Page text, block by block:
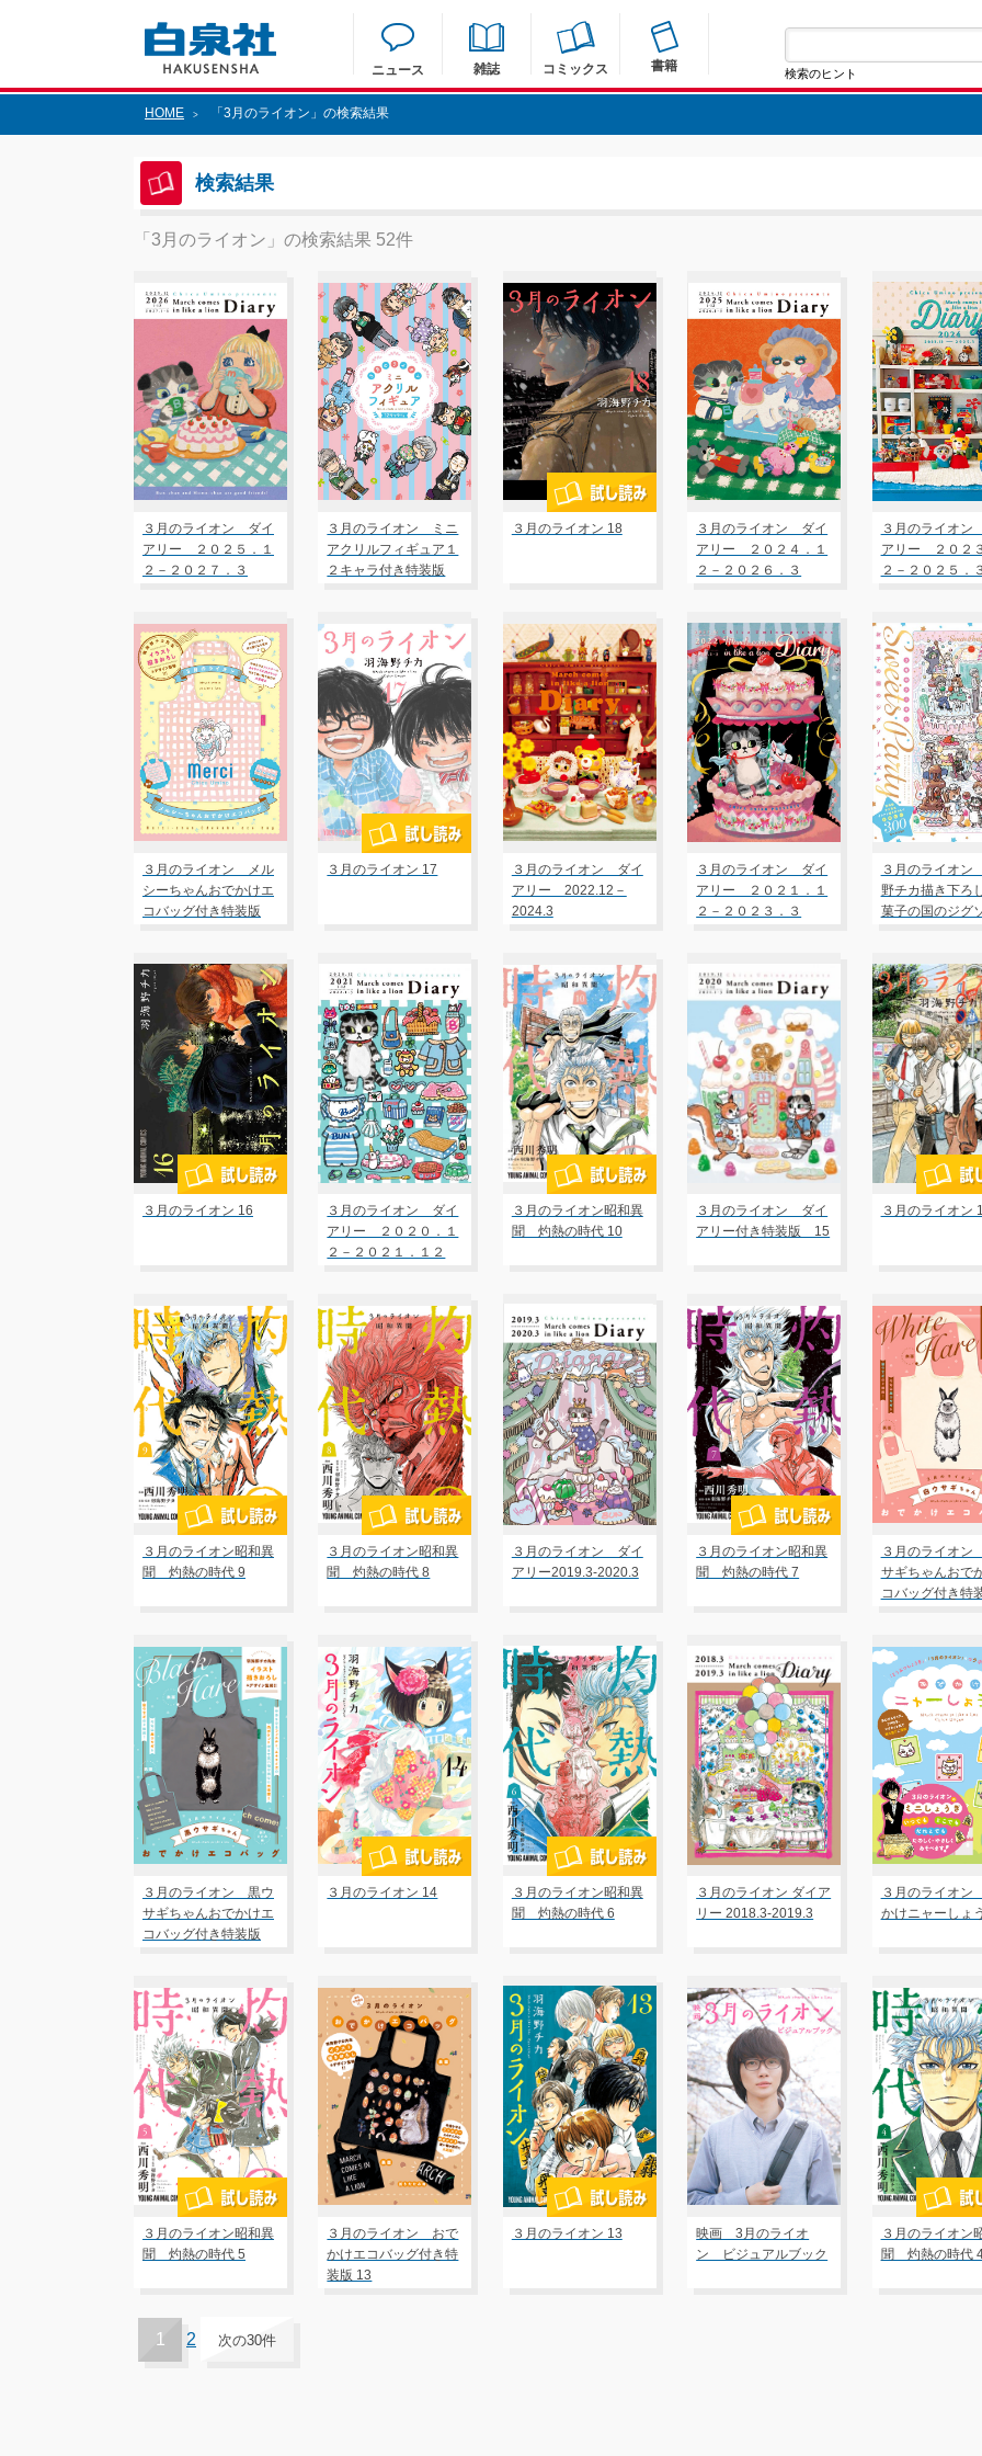
ニュース 雑誌 コミックス 書籍 検索のヒント
HOME > 「3月のライオン」の検索結果
検索結果
「3月のライオン」の検索結果 52件
３月のライオン ダイ
アリー ２０２５．１
２－２０２７．３
３月のライオン ミニ
アクリルフィギュア１
２キャラ付き特装版
３月のライオン 18
３月のライオン ダイ
アリー ２０２４．１
２－２０２６．３
３月のライオ
アリー ２０２
２－２０２５．
３月のライオン メル
シーちゃんおでかけエ
コバッグ付き特装版
３月のライオン 17
３月のライオン ダイ
アリー 2022.12－
2024.3
３月のライオン ダイ
アリー ２０２１．１
２－２０２３．３
３月のライオ
野チカ描き下ろ
菓子の国のジグ
３月のライオン 16
３月のライオン ダイ
アリー ２０２０．１
２－２０２１．１２
３月のライオン昭和異
聞 灼熱の時代 10
３月のライオン ダイ
アリー付き特装版 15
３月のライオン
３月のライオン昭和異
聞 灼熱の時代 9
３月のライオン昭和異
聞 灼熱の時代 8
３月のライオン ダイ
アリー2019.3-2020.3
３月のライオン昭和異
聞 灼熱の時代 7
３月のライオ
サギちゃんおで
コバッグ付き特
３月のライオン 黒ウ
サギちゃんおでかけエ
コバッグ付き特装版
３月のライオン 14
３月のライオン昭和異
聞 灼熱の時代 6
３月のライオン ダイア
リー 2018.3-2019.3
３月のライオ
かけニャーしょ
３月のライオン昭和異
聞 灼熱の時代 5
３月のライオン おで
かけエコバッグ付き特
装版 13
３月のライオン 13
映画 3月のライオ
ン ビジュアルブック
３月のライオン
聞 灼熱の時代
1 2 次の30件